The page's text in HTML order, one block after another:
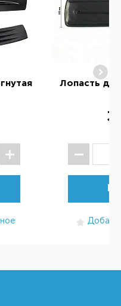
Лопасть